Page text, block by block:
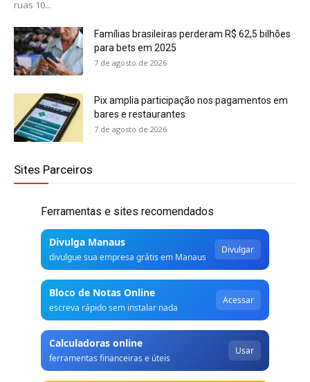
ruas 10...
Famílias brasileiras perderam R$ 62,5 bilhões
para bets em 2025
7 de agosto de 2026
Pix amplia participação nos pagamentos em
bares e restaurantes
7 de agosto de 2026
Sites Parceiros
Ferramentas e sites recomendados
Divulga Manaus
divulgue sua empresa grátis em Manaus
Divulgar
Bloco de Notas Online
escreva rápido sem instalar nada
Acessar
Calculadoras online
ferramentas financeiras e úteis
Usar